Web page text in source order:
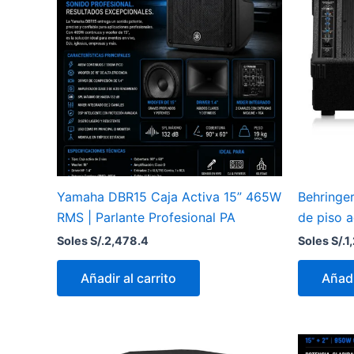
Yamaha DBR15 Caja Activa 15” 465W
RMS | Parlante Profesional PA
Soles S/.2,478.4
Añadir al carrito
de piso
Soles S/.